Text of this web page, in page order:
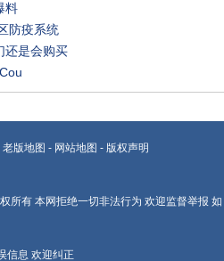
料
防疫系统
还是会购买
老版地图 - 网站地图 - 版权声明
所有 本网拒绝一切非法行为 欢迎监督举报 如
信息 欢迎纠正